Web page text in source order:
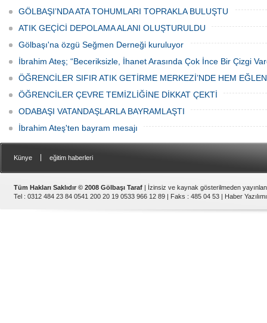
GÖLBAŞI’NDA ATA TOHUMLARI TOPRAKLA BULUŞTU
ATIK GEÇİCİ DEPOLAMA ALANI OLUŞTURULDU
Gölbaşı'na özgü Seğmen Derneği kuruluyor
İbrahim Ateş; “Beceriksizle, İhanet Arasında Çok İnce Bir Çizgi
ÖĞRENCİLER SIFIR ATIK GETİRME MERKEZİ’NDE HEM
ÖĞRENCİLER ÇEVRE TEMİZLİĞİNE DİKKAT ÇEKTİ
ODABAŞI VATANDAŞLARLA BAYRAMLAŞTI
İbrahim Ateş'ten bayram mesajı
Künye eğitim haberleri
Tüm Hakları Saklıdır © 2008 Gölbaşı Taraf | İzinsiz ve kaynak gösterilmeden
Tel : 0312 484 23 84 0541 200 20 19 0533 966 12 89 | Faks : 485 04 53 | Haber Yazılımı